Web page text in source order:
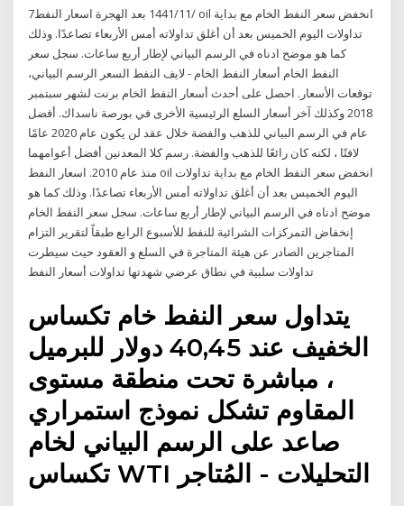
7‏‏/11‏‏/1441 بعد الهجرة اسعار النفط oil انخفض سعر النفط الخام مع بداية
تداولات اليوم الخميس بعد أن أغلق تداولاته أمس الأربعاء تصاعدًا. وذلك
كما هو موضح ادناه في الرسم البياني لإطار أربع ساعات. سجل سعر
النفط الخام أسعار النفط الخام - لايف النفط السعر الرسم البياني،
توقعات الأسعار. احصل على أحدث أسعار النفط الخام برنت لشهر سبتمبر
2018 وكذلك آخر أسعار السلع الرئيسية الأخرى في بورصة ناسداك. أفضل
عام في الرسم البياني للذهب والفضة خلال عقد لن يكون عام 2020 عامًا
لافتًا ، لكنه كان رائعًا للذهب والفضة. رسم كلا المعدنين أفضل أعوامهما
منذ عام 2010. اسعار النفط oil انخفض سعر النفط الخام مع بداية تداولات
اليوم الخميس بعد أن أغلق تداولاته أمس الأربعاء تصاعدًا. وذلك كما هو
موضح ادناه في الرسم البياني لإطار أربع ساعات. سجل سعر النفط الخام
إنخفاض التمركزات الشرائية للنفط للأسبوع الرابع طبقاً لتقرير التزام
المتاجرين الصادر عن هيئة المتاجرة في السلع و العقود حيث سيطرت
تداولات سلبية في نطاق عرضي شهدتها تداولات أسعار النفط
يتداول سعر النفط خام تكساس
الخفيف عند 40,45 دولار للبرميل
، مباشرة تحت منطقة مستوى
المقاوم تشكل نموذج استمراري
صاعد على الرسم البياني لخام
تكساس WTI التحليلات - المُتاجر